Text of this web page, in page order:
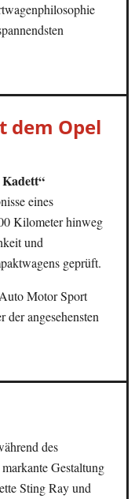
dem Opel
eines
Kilometer hinweg
und
geprüft.
Motor Sport
der angesehensten
des
Gestaltung
Sting Ray und